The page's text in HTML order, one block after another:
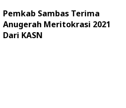
Pemkab Sambas Terima
Anugerah Meritokrasi 2021
Dari KASN